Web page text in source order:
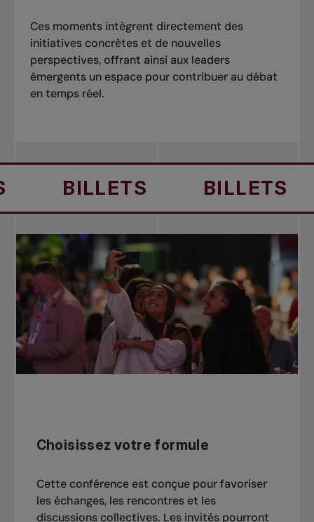
Ces moments intègrent directement des
initiatives concrètes et de nouvelles
perspectives, offrant ainsi aux leaders
émergents un espace pour contribuer au débat
en temps réel.
BILLETS
Choisissez votre formule
Cette conférence est conçue pour favoriser
les échanges, les rencontres et les
discussions collectives. Les invités pourront